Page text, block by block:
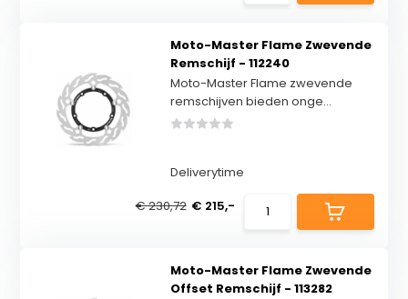
Moto-Master Flame Zwevende
Remschijf - 112240
Moto-Master Flame zwevende
remschijven bieden onge...
Deliverytime
€ 230,72 € 215,-
Moto-Master Flame Zwevende
Offset Remschijf - 113282